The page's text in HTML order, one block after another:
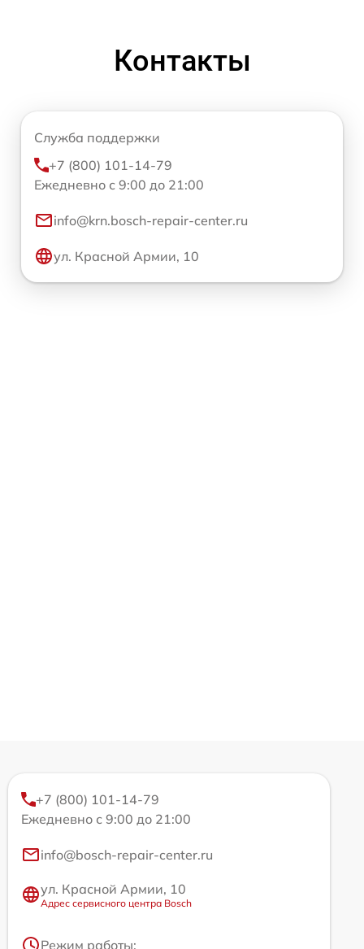
Контакты
Служба поддержки
+7 (800) 101-14-79
Ежедневно с 9:00 до 21:00
info@krn.bosch-repair-center.ru
ул. Красной Армии, 10
+7 (800) 101-14-79
Ежедневно с 9:00 до 21:00
info@bosch-repair-center.ru
ул. Красной Армии, 10
Адрес сервисного центра Bosch
Режим работы: